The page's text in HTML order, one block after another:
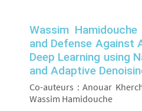
Wassim
and Defense Against
Deep Learning using
and Adaptive
Co-auteurs : Anouar
Wassim Hamidouche